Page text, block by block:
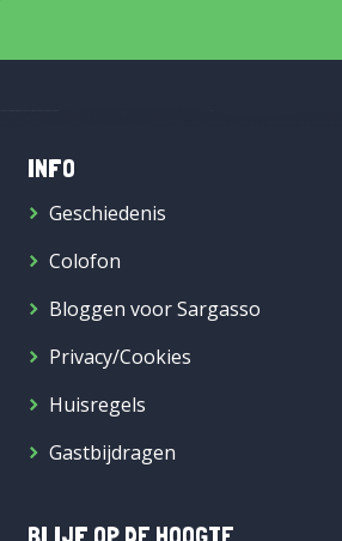
INFO
Geschiedenis
Colofon
Bloggen voor Sargasso
Privacy/Cookies
Huisregels
Gastbijdragen